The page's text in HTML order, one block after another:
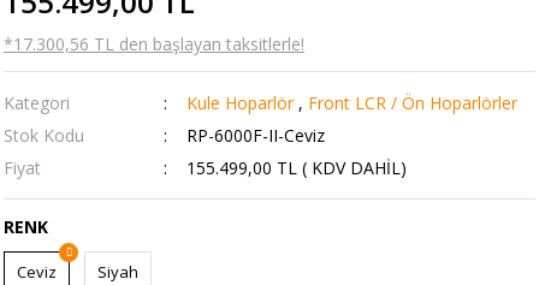
*17.300,56 TL den başlayan taksitlerle!
Kategori Kule Hoparlör , Front LCR / Ön Hoparlörler
Stok Kodu
RP-6000F-II-Ceviz
Fiyat
155.499,00 TL ( KDV DAHİL)
RENK
Ceviz Siyah